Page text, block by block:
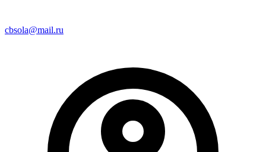
cbsola@mail.ru